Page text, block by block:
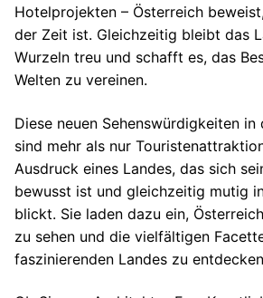
Hotelprojekten – Österreich
der Zeit ist. Gleichzeitig bleibt das
Wurzeln treu und schafft es, das
Welten zu vereinen.
Diese neuen Sehenswürdigkeiten
sind mehr als nur
Ausdruck eines Landes, das sich
bewusst ist und gleichzeitig mutig
blickt. Sie laden dazu ein,
zu sehen und die vielfältigen
faszinierenden Landes zu